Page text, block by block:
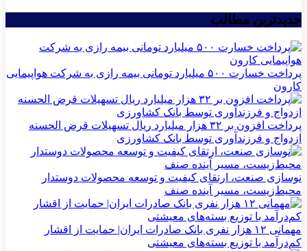
جدیدترین مطالب
پرداخت خسارت ۵۰۰ میلیارد تومانی بیمه رازی به شرکت هواپیمایی
کارون
پرداخت افزون بر ۳۲ هزار میلیارد ریال تسهیلات قرض الحسنه
ازدواج و فرزندآوری توسط بانک کشاورزی
نوسازی صنعت، ارتقای کیفیت و توسعه محصولات دوستدار
محیط‌زیست، مسیر آینده صنف
مهمانی ۱۲ هزار نفری بانک صادرات ایران| حمایت از اقشار
کم‌درآمد با توزیع بسته‌های معیشتی